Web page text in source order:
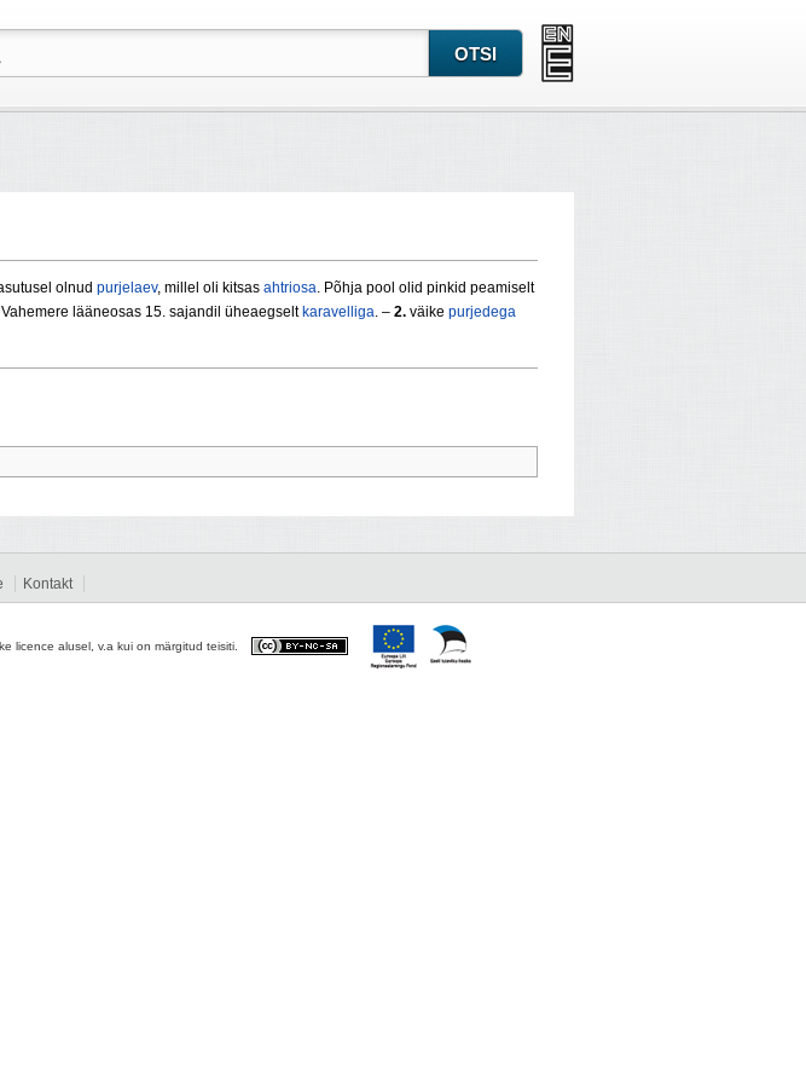
olnud purjelaev, millel oli kitsas ahtriosa. Põhja pool olid pinkid peamiselt
lääneosas 15. sajandil üheaegselt karavelliga. – 2. väike purjedega
Kontakt
licence alusel, v.a kui on märgitud teisiti.